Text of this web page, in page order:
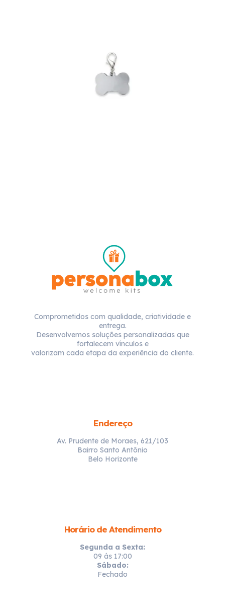
Comprometidos com qualidade, criatividade e
entrega.
Desenvolvemos soluções personalizadas que
fortalecem vínculos e
valorizam cada etapa da experiência do cliente.
Endereço
Av. Prudente de Moraes, 621/103
Bairro Santo Antônio
Belo Horizonte
Horário de Atendimento
Segunda a Sexta:
09 ás 17:00
Sábado:
Fechado